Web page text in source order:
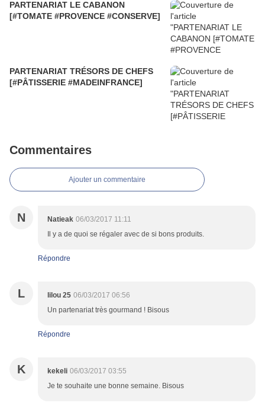
PARTENARIAT LE CABANON
[#TOMATE #PROVENCE #CONSERVE]
PARTENARIAT TRÉSORS DE CHEFS
[#PÂTISSERIE #MADEINFRANCE]
Commentaires
Ajouter un commentaire
N Natieak 06/03/2017 11:11
Il y a de quoi se régaler avec de si bons produits.
Répondre
L lilou 25 06/03/2017 06:56
Un partenariat très gourmand ! Bisous
Répondre
K kekeli 06/03/2017 03:55
Je te souhaite une bonne semaine. Bisous